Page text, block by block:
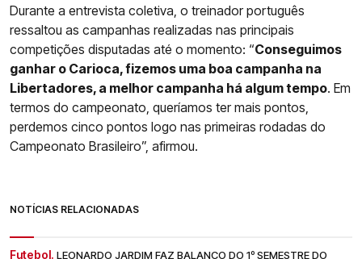
Durante a entrevista coletiva, o treinador português
ressaltou as campanhas realizadas nas principais
competições disputadas até o momento: “Conseguimos
ganhar o Carioca, fizemos uma boa campanha na
Libertadores, a melhor campanha há algum tempo. Em
termos do campeonato, queríamos ter mais pontos,
perdemos cinco pontos logo nas primeiras rodadas do
Campeonato Brasileiro”, afirmou.
NOTÍCIAS RELACIONADAS
Futebol. LEONARDO JARDIM FAZ BALANÇO DO 1º SEMESTRE DO